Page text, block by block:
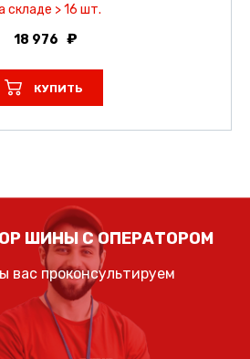
складе > 16 шт.
18 976
КУПИТЬ
ШИНЫ С ОПЕРАТОРОМ
вас проконсультируем